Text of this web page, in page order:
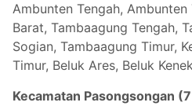
Ambunten Tengah, Ambunten
Barat, Tambaagung Tengah,
Sogian, Tambaagung Timur,
Timur, Beluk Ares, Beluk
Kecamatan Pasongsongan